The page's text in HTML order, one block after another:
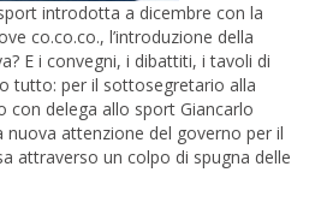
introdotta a dicembre con la
co.co.co., l’introduzione della
E i convegni, i dibattiti, i tavoli di
tutto: per il sottosegretario alla
con delega allo sport Giancarlo
nuova attenzione del governo per il
attraverso un colpo di spugna delle